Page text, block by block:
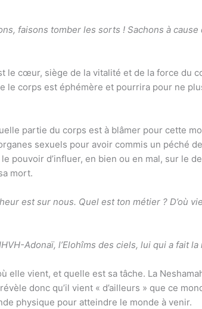
faisons tomber les sorts ! Sachons à
le cœur, siège de la vitalité et de la force du
le corps est éphémère et pourrira pour ne
partie du corps est à blâmer pour cette
sexuels pour avoir commis un péché
pouvoir d’influer, en bien ou en mal, sur le
mort.
est sur nous. Quel est ton métier ? D’où
Adonaï, l’Elohîms des ciels, lui qui a fait la
elle vient, et quelle est sa tâche. La
physique pour atteindre le monde à venir.